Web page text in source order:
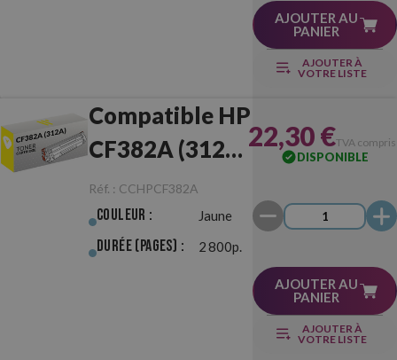
AJOUTER AU
PANIER
AJOUTER À
VOTRE LISTE
Compatible HP
CF382A (312A)
Jaune
Réf. : CCHPCF382A
Couleur : Jaune
Durée (pages) : 2 800p.
22,30 €TVA
DISPONIBLE
AJOUTER AU
PANIER
AJOUTER À
VOTRE LISTE